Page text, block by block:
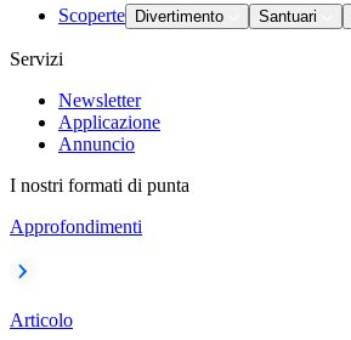
Scoperte Divertimento Santuari
Servizi
Newsletter
Applicazione
Annuncio
I nostri formati di punta
Approfondimenti
Articolo